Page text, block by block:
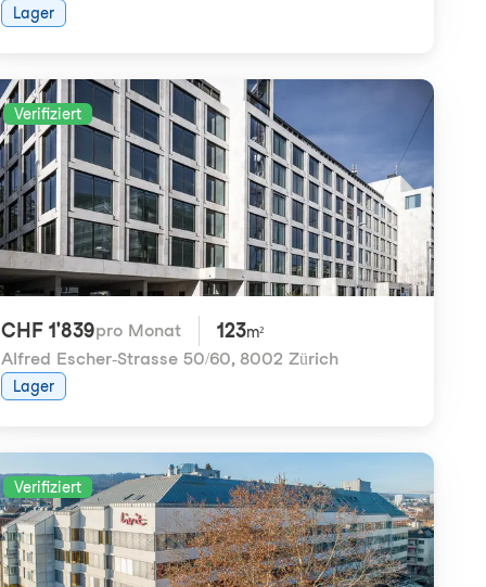
Lager
Verifiziert
CHF 1'839pro Monat 123m²
Alfred Escher-Strasse 50/60, 8002 Zürich
Lager
Verifiziert